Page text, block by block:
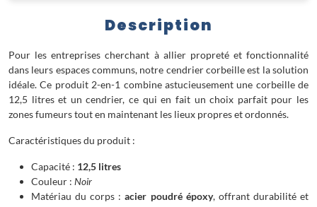
Description
Pour les entreprises cherchant à allier propreté et fonctionnalité
dans leurs espaces communs, notre cendrier corbeille est la solution
idéale. Ce produit 2-en-1 combine astucieusement une corbeille de
12,5 litres et un cendrier, ce qui en fait un choix parfait pour les
zones fumeurs tout en maintenant les lieux propres et ordonnés.
Caractéristiques du produit :
Capacité : 12,5 litres
Couleur : Noir
Matériau du corps :acier poudré époxy, offrant durabilité et